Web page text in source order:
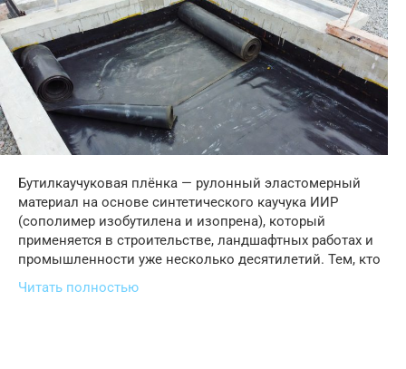
Бутилкаучуковая плёнка — рулонный эластомерный
материал на основе синтетического каучука ИИР
(сополимер изобутилена и изопрена), который
применяется в строительстве, ландшафтных работах и
промышленности уже несколько десятилетий. Тем, кто
Читать полностью